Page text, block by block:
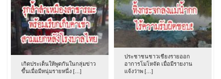
เกิดประเด็นให้พูดกันในกลุ่มข่าว
ขึ้นเมื่อมีหนุ่มรายหนึ่ง […]
ประชาชนชาวเชียงรายออก
อาการโมโหจัด เมื่อมีรายงาน
แจ้งว่าพ […]